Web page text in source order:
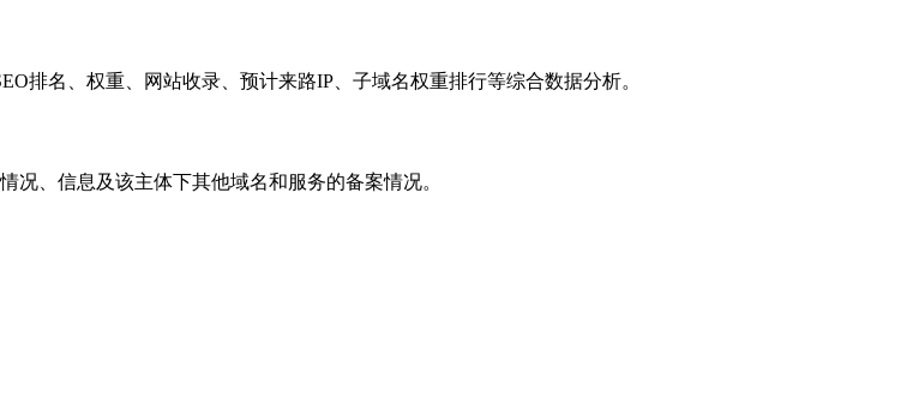
排名、权重、网站收录、预计来路IP、子域名权重排行等综合数据分析。
况、信息及该主体下其他域名和服务的备案情况。